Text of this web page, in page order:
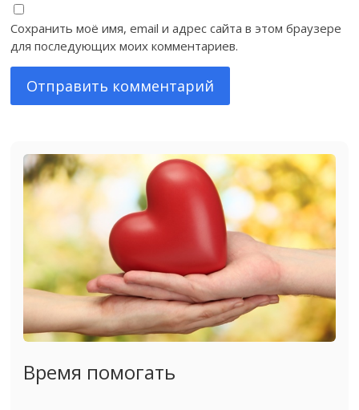
Сохранить моё имя, email и адрес сайта в этом браузере
для последующих моих комментариев.
Время помогать